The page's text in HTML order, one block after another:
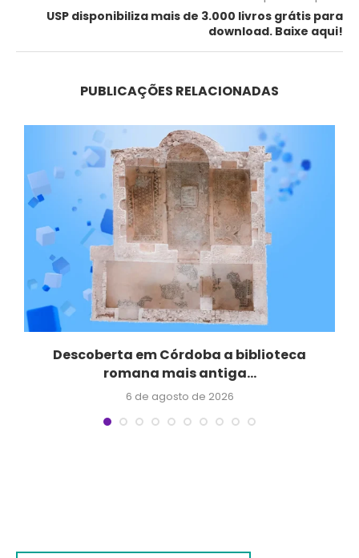
USP disponibiliza mais de 3.000 livros grátis para
download. Baixe aqui!
PUBLICAÇÕES RELACIONADAS
Descoberta em Córdoba a biblioteca
romana mais antiga...
6 de agosto de 2026